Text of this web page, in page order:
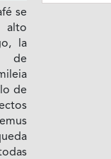
se
alto
la
de
de